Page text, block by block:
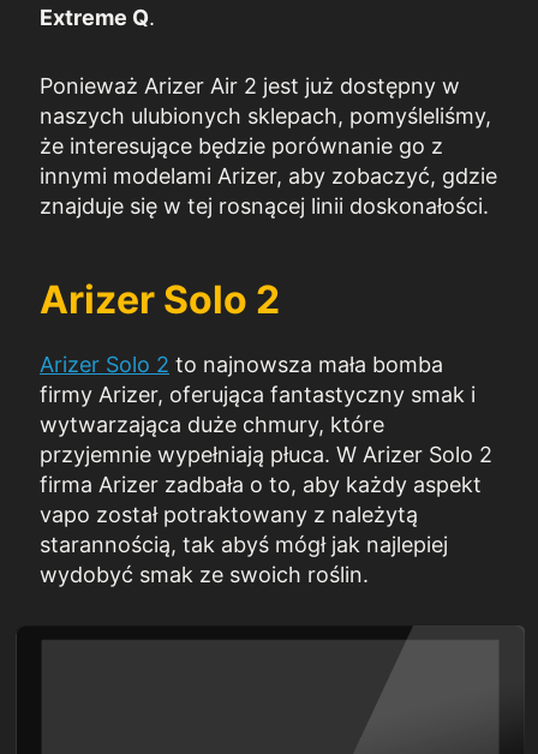
Extreme Q.
Ponieważ Arizer Air 2 jest już dostępny w
naszych ulubionych sklepach, pomyśleliśmy,
że interesujące będzie porównanie go z
innymi modelami Arizer, aby zobaczyć, gdzie
znajduje się w tej rosnącej linii doskonałości.
Arizer Solo 2
Arizer Solo 2 to najnowsza mała bomba
firmy Arizer, oferująca fantastyczny smak i
wytwarzająca duże chmury, które
przyjemnie wypełniają płuca. W Arizer Solo 2
firma Arizer zadbała o to, aby każdy aspekt
vapo został potraktowany z należytą
starannością, tak abyś mógł jak najlepiej
wydobyć smak ze swoich roślin.